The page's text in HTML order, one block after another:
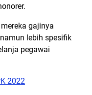
gajinya
lebih spesifik
pegawai
2022